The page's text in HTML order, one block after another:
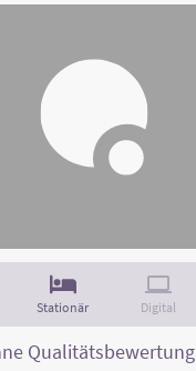
Stationär Digital
Qualitätsbewertung